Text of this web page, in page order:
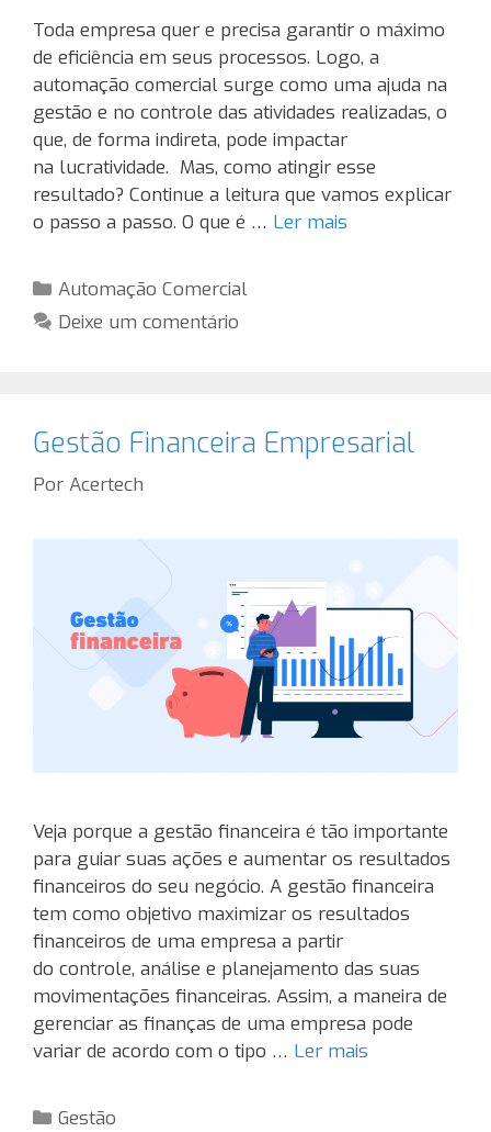
Toda empresa quer e precisa garantir o máximo
de eficiência em seus processos. Logo, a
automação comercial surge como uma ajuda na
gestão e no controle das atividades realizadas, o
que, de forma indireta, pode impactar
na lucratividade. Mas, como atingir esse
resultado? Continue a leitura que vamos explicar
o passo a passo. O que é … Ler mais
Categorias
Automação Comercial
Deixe um comentário
Gestão Financeira Empresarial
Por Acertech
Veja porque a gestão financeira é tão importante
para guiar suas ações e aumentar os resultados
financeiros do seu negócio. A gestão financeira
tem como objetivo maximizar os resultados
financeiros de uma empresa a partir
do controle, análise e planejamento das suas
movimentações financeiras. Assim, a maneira de
gerenciar as finanças de uma empresa pode
variar de acordo com o tipo … Ler mais
Categorias
Gestão